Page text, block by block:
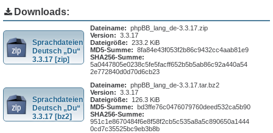
Downloads:
Sprachdateien
Deutsch „Du“
3.3.17 [zip]
Dateiname: phpBB_lang_de-3.3.17.zip
Version: 3.3.17
Dateigröße: 233.2 KiB
MD5-Summe: 8fa84e43f053f2b86c9432cc4aab81e9
SHA256-Summe:
5a0447805e0238c5fe5facff652b5b5ab86c92a440a54
2e772840d0d70d6cb23
Sprachdateien
Deutsch „Du“
3.3.17 [bz2]
Dateiname: phpBB_lang_de-3.3.17.tar.bz2
Version: 3.3.17
Dateigröße:
126.3 KiB
MD5-Summe: bd3ffe76c0476079760deed532ca5b90
SHA256-Summe:
951c1e8670484f6e8f58f2cb5c535a8a5c890650a1444
0cd7c35525bc9eb3b8b